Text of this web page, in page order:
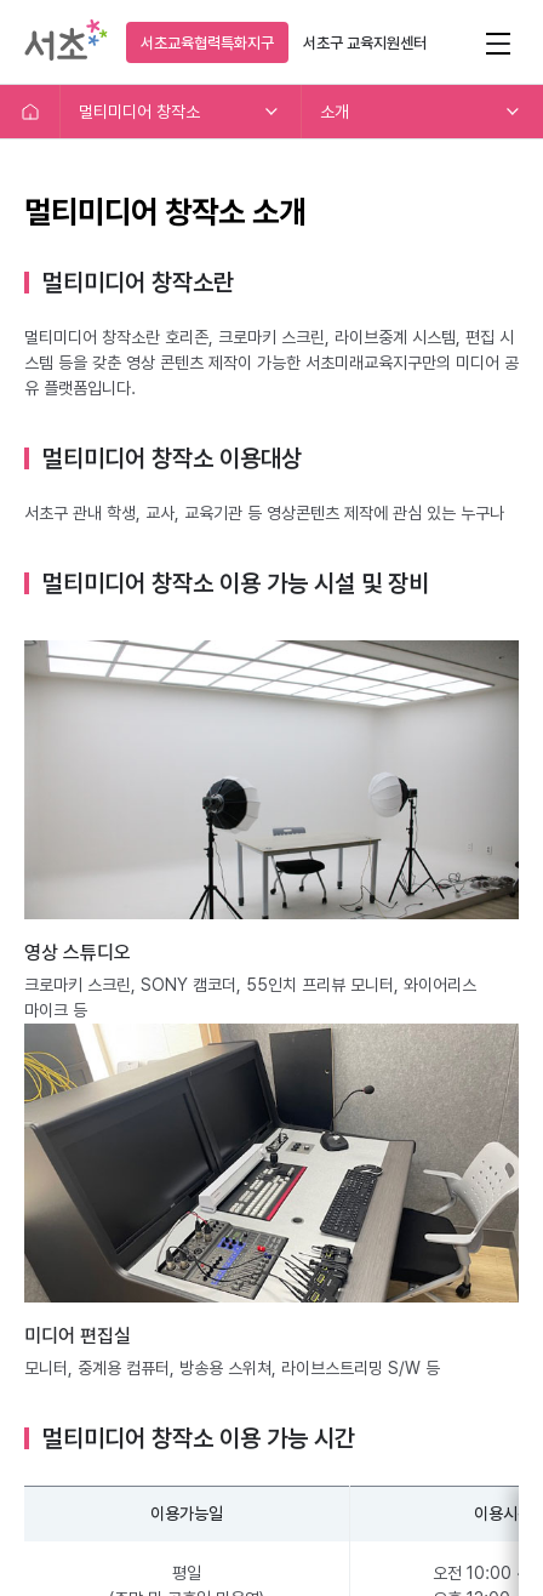
서초교육협력특화지구 서초구교육지원센터
멀티미디어 창작소 소개
멀티미디어 창작소 소개
멀티미디어 창작소란
멀티미디어 창작소란 호리존, 크로마키 스크린, 라이브중계 시스템, 편집 시
스템 등을 갖춘 영상 콘텐츠 제작이 가능한 서초미래교육지구만의 미디어 공
유 플랫폼입니다.
멀티미디어 창작소 이용대상
서초구 관내 학생, 교사, 교육기관 등 영상콘텐츠 제작에 관심 있는 누구나
멀티미디어 창작소 이용 가능 시설 및 장비
영상 스튜디오
크로마키 스크린, SONY 캠코더, 55인치 프리뷰 모니터, 와이어리스
마이크 등
미디어 편집실
모니터, 중계용 컴퓨터, 방송용 스위쳐, 라이브스트리밍 S/W 등
멀티미디어 창작소 이용 가능 시간
이용가능일 이용시간
평일
오전 10:00 ~